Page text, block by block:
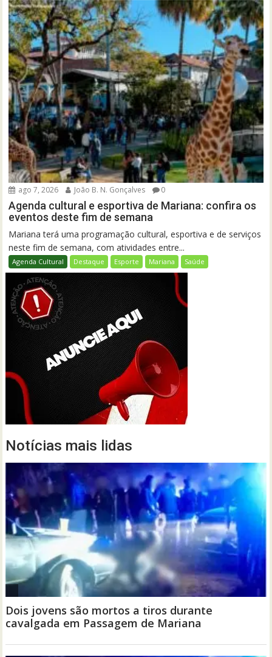
ago 7, 2026 João B. N. Gonçalves 0
Agenda cultural e esportiva de Mariana: confira os
eventos deste fim de semana
Mariana terá uma programação cultural, esportiva e de serviços
neste fim de semana, com atividades entre...
Agenda Cultural Destaque Esporte Mariana Saúde
Notícias mais lidas